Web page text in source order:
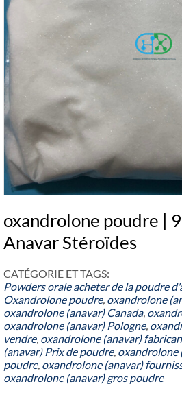
oxandrolone poudre |
Anavar Stéroïdes
CATÉGORIE ET ​​TAGS:
Powders orale acheter de la poudre
Oxandrolone poudre, oxandrolone
oxandrolone (anavar) Canada,
oxandrolone (anavar) Pologne,
vendre, oxandrolone (anavar)
(anavar) Prix ​​de poudre, oxandrolone
poudre, oxandrolone (anavar)
oxandrolone (anavar) gros poudre